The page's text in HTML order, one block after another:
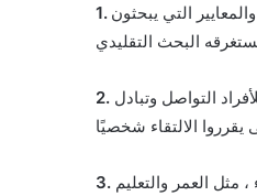
التي يبحثون
التواصل وتبادل
العمر والتعليم